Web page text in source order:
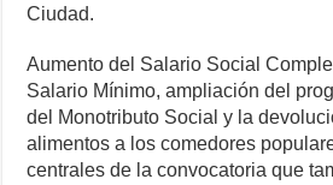
Ciudad.
Aumento del Salario Social
Salario Mínimo, ampliación del
del Monotributo Social y la
alimentos a los comedores
centrales de la convocatoria que